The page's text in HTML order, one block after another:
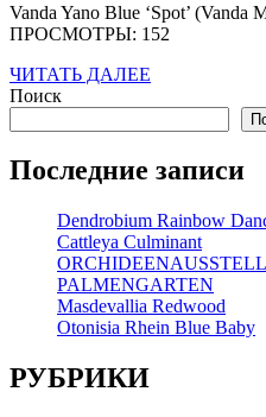
2026
Vanda Yano Blue ‘Spot’ (Vanda Madame Rattana x Vanda Wirat)
ПРОСМОТРЫ: 152
ЧИТАТЬ ДАЛЕЕ
Поиск
Последние записи
Dendrobium Rainbow
Cattleya Culminant
PALMENGARTEN
Masdevallia Redwood
Otonisia Rhein Blue Baby
РУБРИКИ